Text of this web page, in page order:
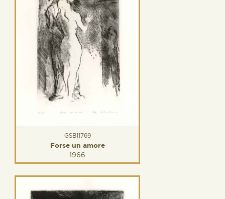
GSB11769
Forse un amore
1966